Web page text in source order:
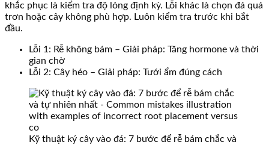
khắc phục là kiểm tra độ lỏng định kỳ. Lỗi khác là chọn đá quá
trơn hoặc cây không phù hợp. Luôn kiểm tra trước khi bắt
đầu.
Lỗi 1: Rễ không bám – Giải pháp: Tăng hormone và thời
gian chờ
Lỗi 2: Cây héo – Giải pháp: Tưới ẩm đúng cách
Kỹ thuật ký cây vào đá: 7 bước để rễ bám chắc và